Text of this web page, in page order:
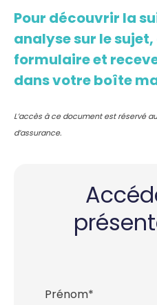
Pour découvrir la
analyse sur le
formulaire et
dans votre boîte
L’accès à ce document est réservé
d’assurance.
Prénom*